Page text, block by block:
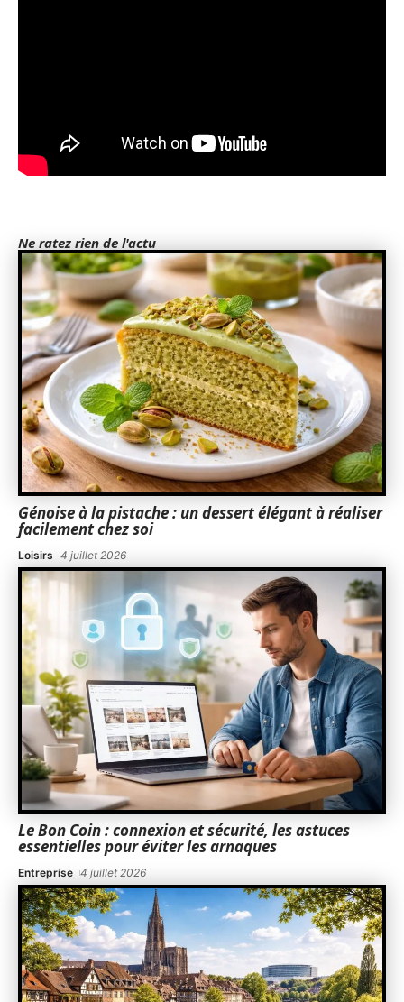
Ne ratez rien de l'actu
Génoise à la pistache : un dessert élégant à réaliser
facilement chez soi
Loisirs 4 juillet 2026
Le Bon Coin : connexion et sécurité, les astuces
essentielles pour éviter les arnaques
Entreprise 4 juillet 2026